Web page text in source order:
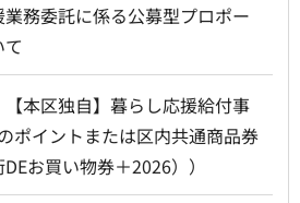
務委託に係る公募型プロポー
【本区独自】暮らし応援給付事
ポイントまたは区内共通商品券
お買い物券＋2026））